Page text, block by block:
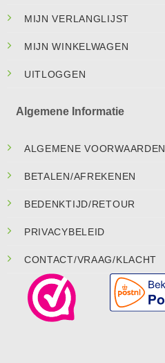
MIJN VERLANGLIJST
MIJN WINKELWAGEN
UITLOGGEN
Algemene Informatie
ALGEMENE VOORWAARDEN
BETALEN/AFREKENEN
BEDENKTIJD/RETOUR
PRIVACYBELEID
CONTACT/VRAAG/KLACHT